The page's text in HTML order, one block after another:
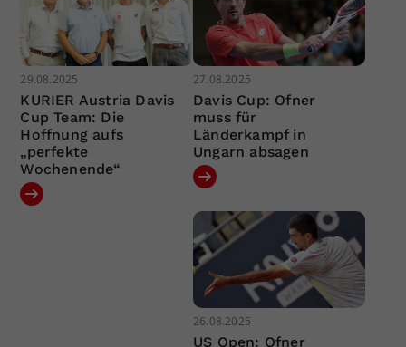
29.08.2025
KURIER Austria Davis
Cup Team: Die
Hoffnung aufs
„perfekte
Wochenende“
27.08.2025
Davis Cup: Ofner
muss für
Länderkampf in
Ungarn absagen
26.08.2025
US Open: Ofner